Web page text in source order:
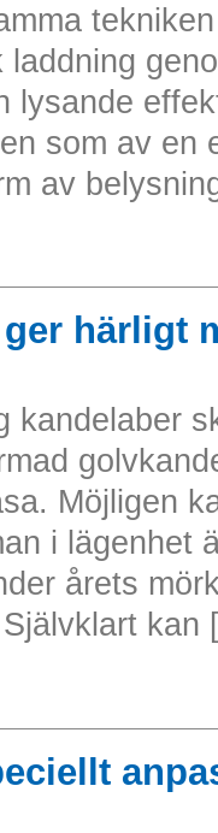
lysande
som av en
av
härligt
kandelaber
Möjligen
i lägenhet
årets
kan